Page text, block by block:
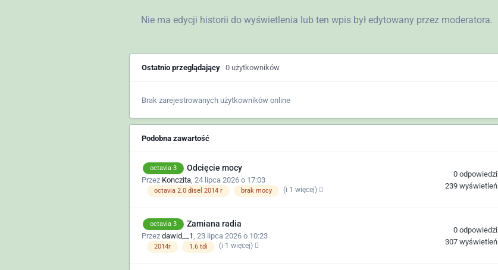
Nie ma edycji historii do wyświetlenia lub ten wpis był edytowany przez moderatora.
Ostatnio przeglądający 0 użytkowników
Brak zarejestrowanych użytkowników online
Podobna zawartość
octavia 3 Odcięcie mocy
Przez Konczita, 24 lipca 2026 o 17:03
octavia 2.0 disel 2014 r brak mocy (i 1 więcej)
0 odpowiedzi
239 wyświetleń
octavia 3 Zamiana radia
Przez dawid__1, 23 lipca 2026 o 10:23
2014r 1.6 tdi (i 1 więcej)
0 odpowiedzi
307 wyświetleń